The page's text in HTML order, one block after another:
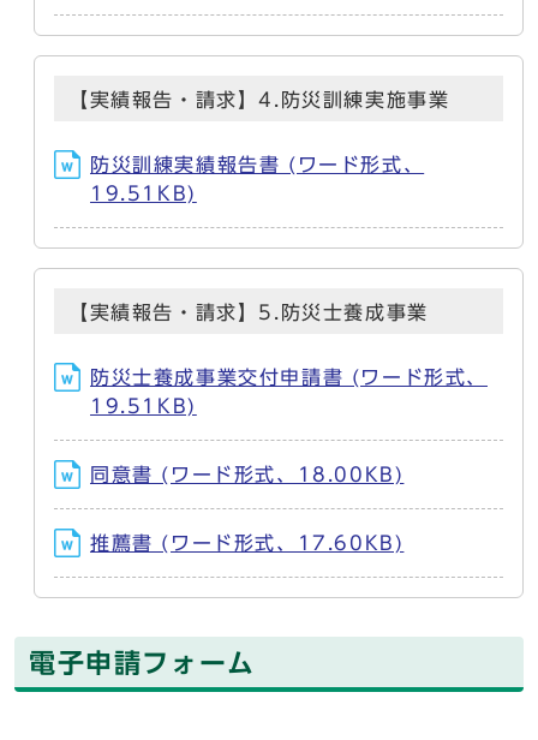
【実績報告・請求】4.防災訓練実施事業
防災訓練実績報告書 (ワード形式、
19.51KB)
【実績報告・請求】5.防災士養成事業
防災士養成事業交付申請書 (ワード形式、
19.51KB)
同意書 (ワード形式、18.00KB)
推薦書 (ワード形式、17.60KB)
電子申請フォーム